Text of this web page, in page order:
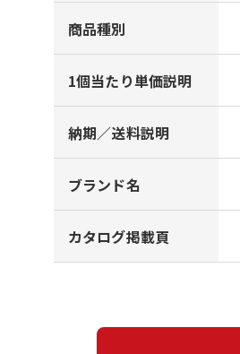
商品種別
1個当たり単価説明
納期／送料説明
ブランド名
カタログ掲載頁